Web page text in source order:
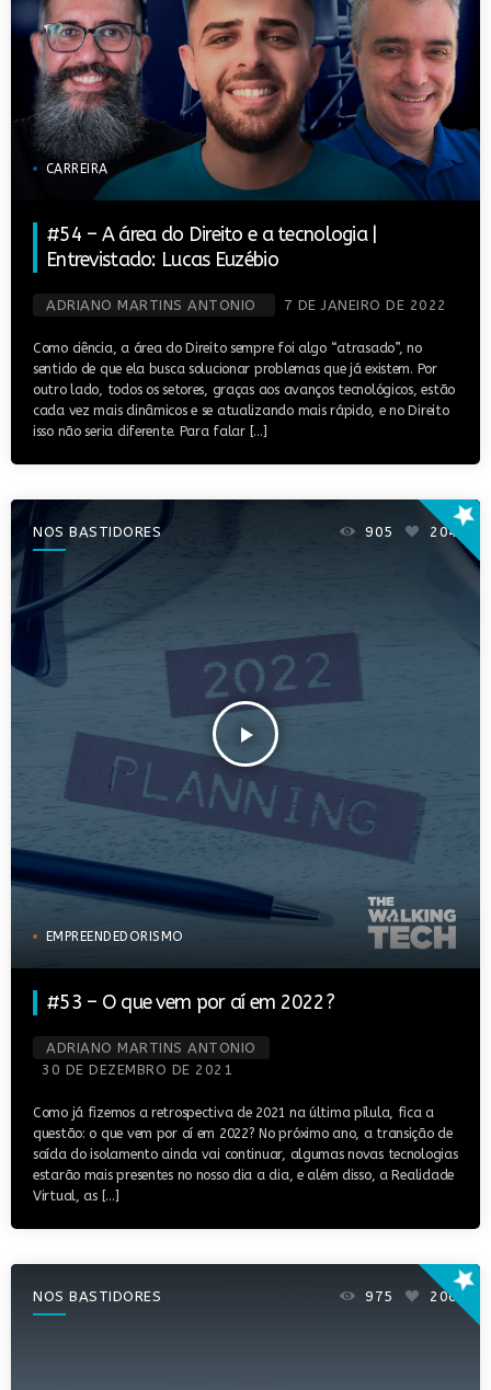
CARREIRA
#54 – A área do Direito e a tecnologia |
Entrevistado: Lucas Euzébio
ADRIANO MARTINS ANTONIO 7 DE JANEIRO DE 2022
Como ciência, a área do Direito sempre foi algo “atrasado”, no
sentido de que ela busca solucionar problemas que já existem. Por
outro lado, todos os setores, graças aos avanços tecnológicos, estão
cada vez mais dinâmicos e se atualizando mais rápido, e no Direito
isso não seria diferente. Para falar […]
NOS BASTIDORES
play_arrow
905 204
EMPREENDEDORISMO
star
#53 – O que vem por aí em 2022?
ADRIANO MARTINS ANTONIO
30 DE DEZEMBRO DE 2021
Como já fizemos a retrospectiva de 2021 na última pílula, fica a
questão: o que vem por aí em 2022? No próximo ano, a transição de
saída do isolamento ainda vai continuar, algumas novas tecnologias
estarão mais presentes no nosso dia a dia, e além disso, a Realidade
Virtual, as […]
NOS BASTIDORES 975 206star